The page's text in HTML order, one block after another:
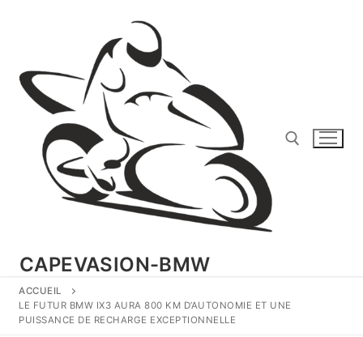
CAPEVASION-BMW
ACCUEIL
LE FUTUR BMW IX3 AURA 800 KM D’AUTONOMIE ET UNE
PUISSANCE DE RECHARGE EXCEPTIONNELLE